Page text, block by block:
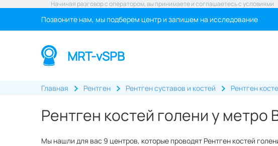
Начиная разговор с оператором, вы принимаете и соглашаетесь с условиями
Позвоните нам, мы подберем центр и запишем на исследование
MRT-vSPB
Главная Рентген Рентген суставов и костей Рентген
Рентген костей голени у метро
Мы нашли для вас 9 центров, которые проводят Рентген костей